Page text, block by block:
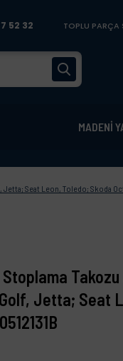
52 32 TOPLU PARÇA
MADENİ
Seat Leon, Toledo; Skoda
Takozu
Jetta; Seat